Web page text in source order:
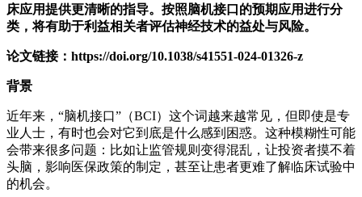
床应用提供更清晰的指导。按照脑机接口的预期应用进行分
类，将有助于利益相关者评估神经技术的益处与风险。
论文链接：https://doi.org/10.1038/s41551-024-01326-z
背景
近年来，“脑机接口”（BCI）这个词越来越常见，但即使是专
业人士，有时也会对它到底是什么感到困惑。这种模糊性可能
会带来很多问题：比如让监管规则变得混乱，让投资者摸不着
头脑，影响医保政策的制定，甚至让患者更难了解临床试验中
的机会。